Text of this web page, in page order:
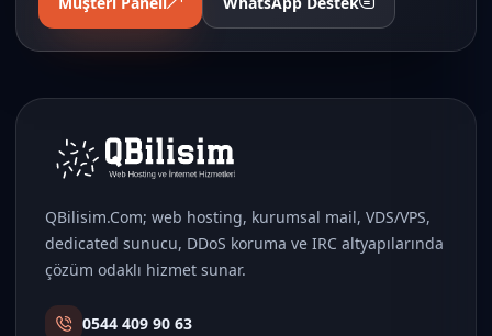
QBilisim.Com; web hosting, kurumsal mail, VDS/VPS,
dedicated sunucu, DDoS koruma ve IRC altyapılarında
çözüm odaklı hizmet sunar.
0544 409 90 63